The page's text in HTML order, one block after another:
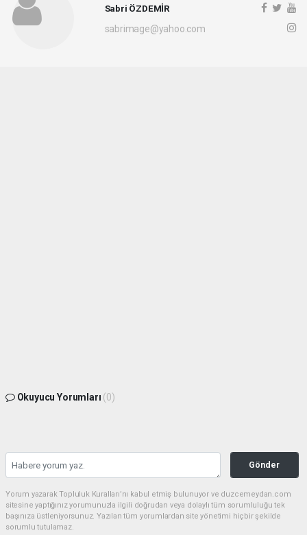
Sabri ÖZDEMİR
sabrimage@yahoo.com
Okuyucu Yorumları (0)
Gönder
Yorum yazarak Topluluk Kuralları’nı kabul etmiş bulunuyor ve duzcemeydan.com
sitesine yaptığınız yorumunuzla ilgili doğrudan veya dolaylı tüm sorumluluğu tek
başınıza üstleniyorsunuz. Yazılan tüm yorumlardan site yönetimi hiçbir şekilde
sorumlu tutulamaz.